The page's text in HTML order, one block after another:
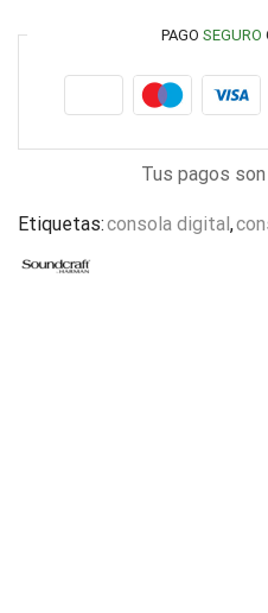
PAGO SEGURO
Tus pagos son
Etiquetas:consola digital,